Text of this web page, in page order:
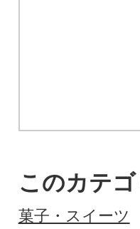
このカテ
菓子・スイーツ